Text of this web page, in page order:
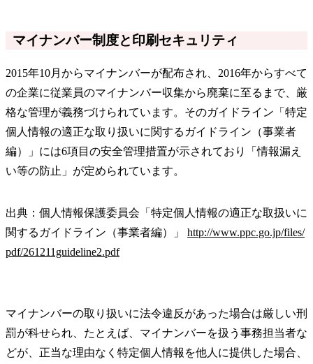
マイナンバー制度と印刷セキュリティ
2015年10月からマイナンバーが配布され、2016年からすべて
の企業に従業員のマイナンバー収集から廃棄に至るまで、厳
格な管理が義務づけられています。そのガイドライン「特定
個人情報の適正な取り扱いに関するガイドライン（事業者
編）」には6項目の安全管理措置が示されており「情報漏え
い等の防止」が定められています。
出典：個人情報保護委員会「特定個人情報の適正な取扱いに
関するガイドライン（事業者編）」 http://www.ppc.go.jp/files/
pdf/261211guideline2.pdf
マイナンバーの取り扱いに法令違反があった場合は厳しい刑
罰が科せられ、たとえば、マイナンバーを扱う事務担当者な
どが、正当な理由なく特定個人情報を他人に提供した場合、